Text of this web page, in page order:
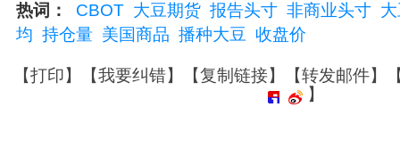
热词： CBOT 大豆期货 报告头寸 非商业头寸
均 持仓量 美国商品 播种大豆 收盘价
【打印】【我要纠错】【复制链接】【转发邮件】
】